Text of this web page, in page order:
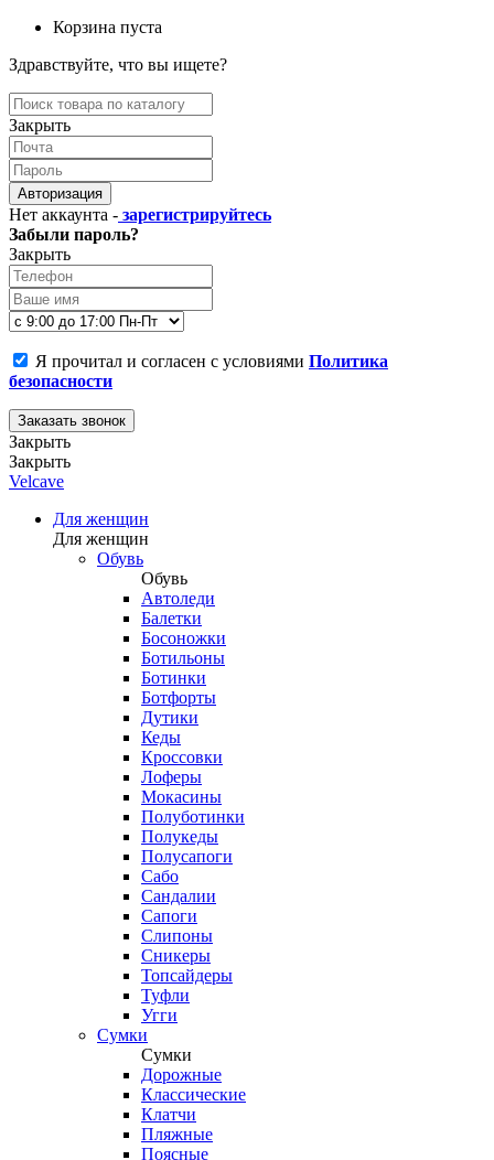
Корзина пуста
Здравствуйте, что вы ищете?
Закрыть
Авторизация
Нет аккаунта - зарегистрируйтесь
Забыли пароль?
Закрыть
Я прочитал и согласен с условиями Политика
безопасности
Заказать звонок
Закрыть
Закрыть
Velcave
Для женщин
Для женщин
Обувь
Обувь
Автоледи
Балетки
Босоножки
Ботильоны
Ботинки
Ботфорты
Дутики
Кеды
Кроссовки
Лоферы
Мокасины
Полуботинки
Полукеды
Полусапоги
Сабо
Сандалии
Сапоги
Слипоны
Сникеры
Топсайдеры
Туфли
Угги
Сумки
Сумки
Дорожные
Классические
Клатчи
Пляжные
Поясные